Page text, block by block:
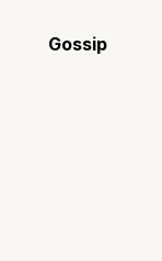
Gossip